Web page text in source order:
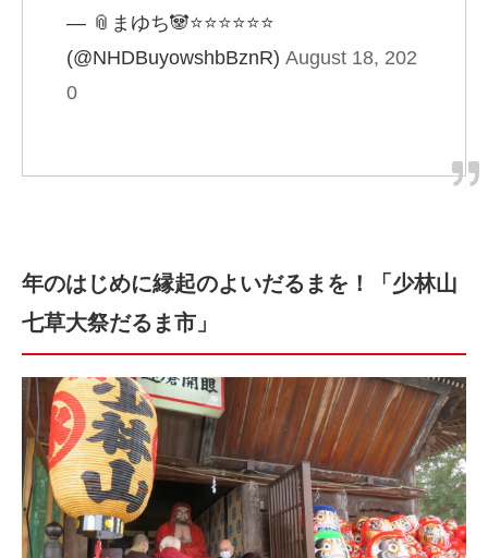
— 📎まゆち🐼⭐⭐⭐⭐⭐⭐
(@NHDBuyowshbBznR) August 18, 202
0
年のはじめに縁起のよいだるまを！「少林山
七草大祭だるま市」